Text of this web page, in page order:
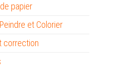
papier
et Colorier
correction